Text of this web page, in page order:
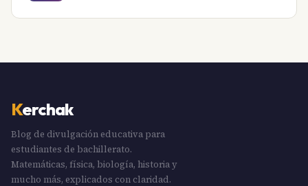
Kerchak
Blog de divulgación educativa para
estudiantes de bachillerato.
Matemáticas, física, biología, historia y
mucho más, explicados con claridad.